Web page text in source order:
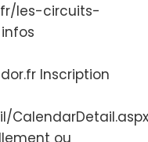
les-circuits-
Inscription
ou